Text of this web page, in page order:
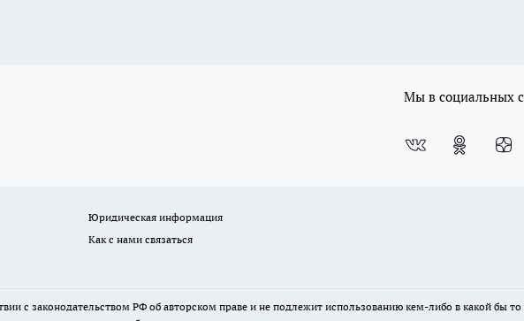
Мы в социальных
Юридическая информация
Как с нами связаться
с законодательством РФ об авторском праве и не подлежит использованию кем-либо в какой бы